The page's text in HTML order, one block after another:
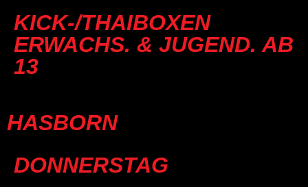
KICK-/THAIBOXEN
ERWACHS. & JUGEND. AB
13
HASBORN
DONNERSTAG